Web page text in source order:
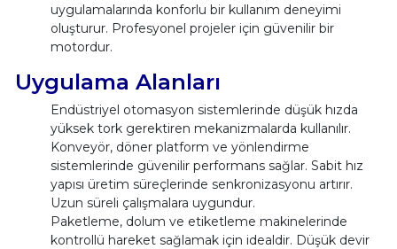
uygulamalarında konforlu bir kullanım deneyimi
oluşturur. Profesyonel projeler için güvenilir bir
motordur.
Uygulama Alanları
Endüstriyel otomasyon sistemlerinde düşük hızda
yüksek tork gerektiren mekanizmalarda kullanılır.
Konveyör, döner platform ve yönlendirme
sistemlerinde güvenilir performans sağlar. Sabit hız
yapısı üretim süreçlerinde senkronizasyonu artırır.
Uzun süreli çalışmalara uygundur.
Paketleme, dolum ve etiketleme makinelerinde
kontrollü hareket sağlamak için idealdir. Düşük devir